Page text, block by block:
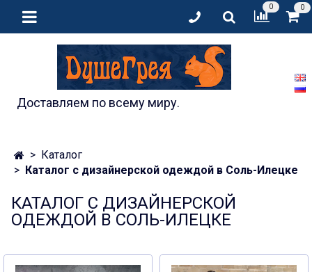
0 0
Доставляем по всему миру.
Каталог
Каталог с дизайнерской одеждой в Соль-Илецке
КАТАЛОГ С ДИЗАЙНЕРСКОЙ
ОДЕЖДОЙ В СОЛЬ-ИЛЕЦКЕ